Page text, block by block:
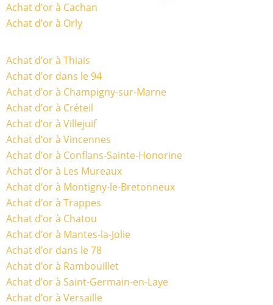
Achat d’or à Cachan
Achat d’or à Orly
Achat d’or à Thiais
Achat d’or dans le 94
Achat d’or à Champigny-sur-Marne
Achat d’or à Créteil
Achat d’or à Villejuif
Achat d’or à Vincennes
Achat d’or à Conflans-Sainte-Honorine
Achat d’or à Les Mureaux
Achat d’or à Montigny-le-Bretonneux
Achat d’or à Trappes
Achat d’or à Chatou
Achat d’or à Mantes-la-Jolie
Achat d’or dans le 78
Achat d’or à Rambouillet
Achat d’or à Saint-Germain-en-Laye
Achat d’or à Versaille